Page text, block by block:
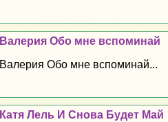
Валерия Обо мне вспоминай
Валерия Обо мне вспоминай...
Катя Лель И Снова Будет Май